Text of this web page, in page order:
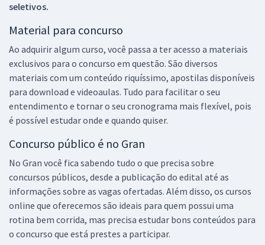
seletivos.
Material para concurso
Ao adquirir algum curso, você passa a ter acesso a materiais
exclusivos para o concurso em questão. São diversos
materiais com um conteúdo riquíssimo, apostilas disponíveis
para download e videoaulas. Tudo para facilitar o seu
entendimento e tornar o seu cronograma mais flexível, pois
é possível estudar onde e quando quiser.
Concurso público é no Gran
No Gran você fica sabendo tudo o que precisa sobre
concursos públicos, desde a publicação do edital até as
informações sobre as vagas ofertadas. Além disso, os cursos
online que oferecemos são ideais para quem possui uma
rotina bem corrida, mas precisa estudar bons conteúdos para
o concurso que está prestes a participar.